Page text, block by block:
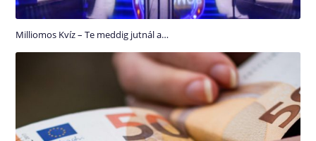
Milliomos Kvíz – Te meddig jutnál a…